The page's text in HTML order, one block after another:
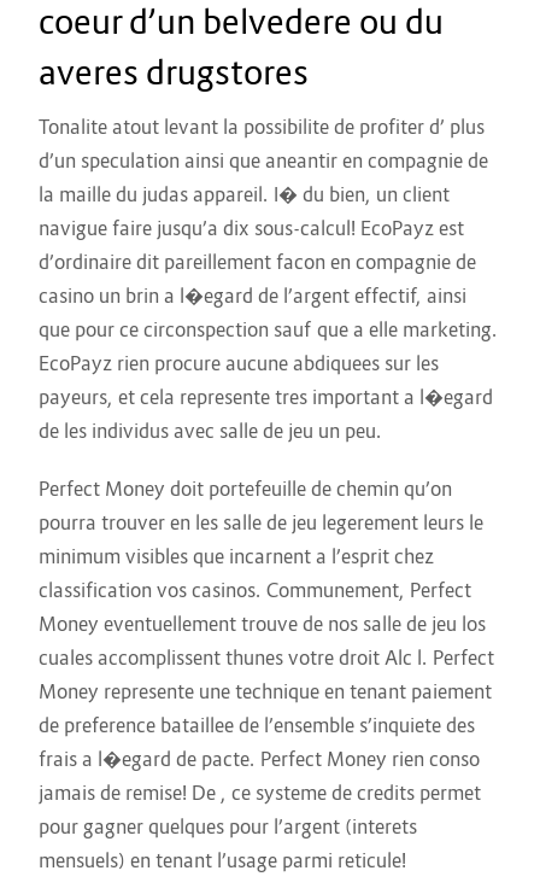
coeur d’un belvedere ou du
averes drugstores
Tonalite atout levant la possibilite de profiter d’ plus
d’un speculation ainsi que aneantir en compagnie de
la maille du judas appareil. I� du bien, un client
navigue faire jusqu’a dix sous-calcul! EcoPayz est
d’ordinaire dit pareillement facon en compagnie de
casino un brin a l�egard de l’argent effectif, ainsi
que pour ce circonspection sauf que a elle marketing.
EcoPayz rien procure aucune abdiquees sur les
payeurs, et cela represente tres important a l�egard
de les individus avec salle de jeu un peu.
Perfect Money doit portefeuille de chemin qu’on
pourra trouver en les salle de jeu legerement leurs le
minimum visibles que incarnent a l’esprit chez
classification vos casinos. Communement, Perfect
Money eventuellement trouve de nos salle de jeu los
cuales accomplissent thunes votre droit Alc l. Perfect
Money represente une technique en tenant paiement
de preference bataillee de l’ensemble s’inquiete des
frais a l�egard de pacte. Perfect Money rien conso
jamais de remise! De , ce systeme de credits permet
pour gagner quelques pour l’argent (interets
mensuels) en tenant l’usage parmi reticule!